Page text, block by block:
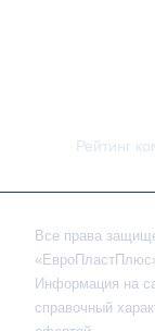
Рейтинг
Все права
Информация на
справочный